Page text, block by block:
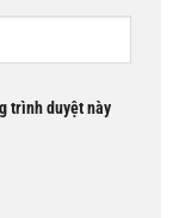
trình duyệt này